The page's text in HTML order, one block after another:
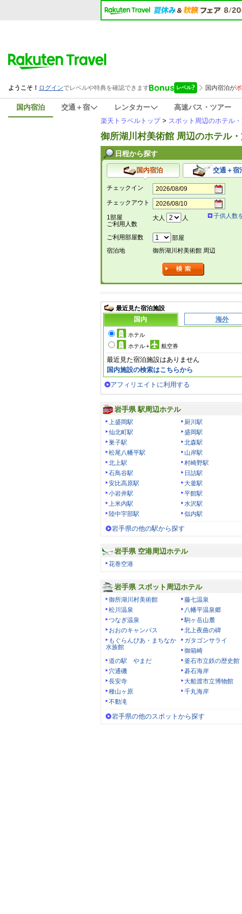
国内宿泊 交通＋宿 レンタカー 高速バス・ツアー
楽天トラベルトップ> スポット周辺のホテル
御所湖川村美術館 周辺のホテル
日程から探す
国内宿泊 交通＋宿
チェックイン
チェックアウト
1部屋
ご利用人数
大人 人 子供人数
ご利用部屋数
部屋
宿泊地
御所湖川村美術館 周辺
最近見た宿泊施設
国内 海外
ホテル
ホテル+ 航空券
最近見た宿泊施設はありません
国内施設の検索はこちらから
アフィリエイトに利用する
岩手県 駅周辺ホテル
上盛岡駅
厨川駅
仙北町駅
盛岡駅
巣子駅
北森駅
松尾八幡平駅
山岸駅
北上駅
村崎野駅
石鳥谷駅
日詰駅
安比高原駅
大釜駅
小岩井駅
平館駅
上米内駅
水沢駅
陸中宇部駅
似内駅
岩手県の他の駅から探す
岩手県 空港周辺ホテル
花巻空港
岩手県 スポット周辺ホテル
御所湖川村美術館
藤七温泉
松川温泉
八幡平温泉郷
つなぎ温泉
駒ヶ岳山麓
おおのキャンパス
北上夜曲の碑
もぐらんぴあ・まちなか
水族館
ガタゴンサライ
御箱崎
道の駅 やまだ
釜石市立鉄の歴史館
穴通磯
碁石海岸
長安寺
大船渡市立博物館
種山ヶ原
千丸海岸
不動滝
岩手県の他のスポットから探す